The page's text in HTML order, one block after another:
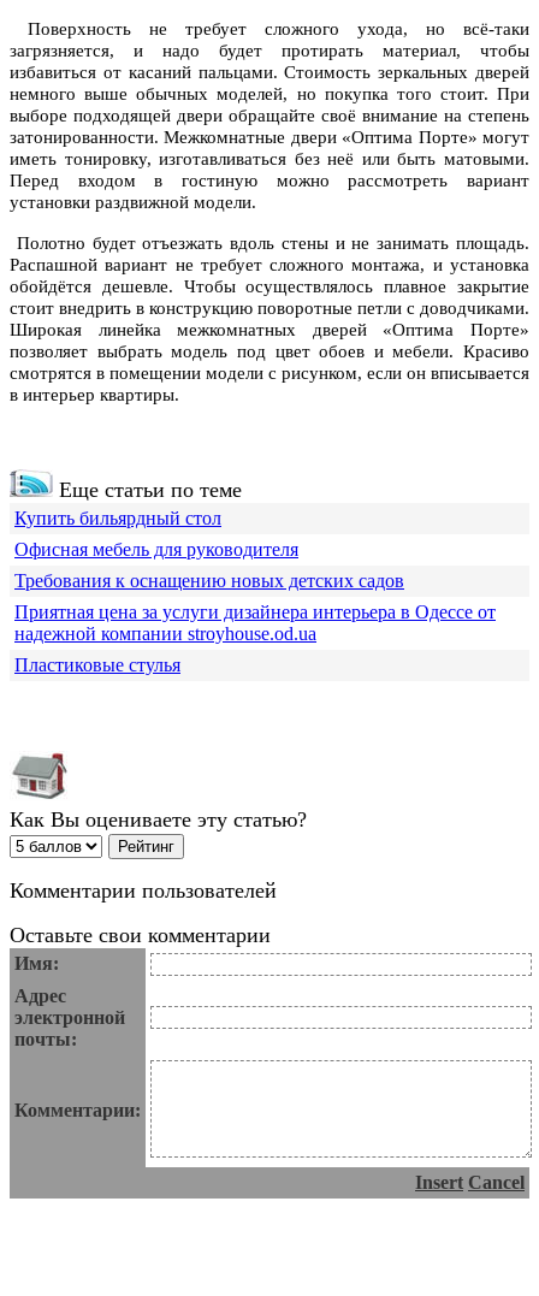
Поверхность не требует сложного ухода, но всё-таки
загрязняется, и надо будет протирать материал, чтобы
избавиться от касаний пальцами. Стоимость зеркальных дверей
немного выше обычных моделей, но покупка того стоит. При
выборе подходящей двери обращайте своё внимание на степень
затонированности. Межкомнатные двери «Оптима Порте» могут
иметь тонировку, изготавливаться без неё или быть матовыми.
Перед входом в гостиную можно рассмотреть вариант
установки раздвижной модели.
Полотно будет отъезжать вдоль стены и не занимать площадь.
Распашной вариант не требует сложного монтажа, и установка
обойдётся дешевле. Чтобы осуществлялось плавное закрытие
стоит внедрить в конструкцию поворотные петли с доводчиками.
Широкая линейка межкомнатных дверей «Оптима Порте»
позволяет выбрать модель под цвет обоев и мебели. Красиво
смотрятся в помещении модели с рисунком, если он вписывается
в интерьер квартиры.
Еще статьи по теме
Купить бильярдный стол
Офисная мебель для руководителя
Требования к оснащению новых детских садов
Приятная цена за услуги дизайнера интерьера в Одессе от
надежной компании stroyhouse.od.ua
Пластиковые стулья
Как Вы оцениваете эту статью?
Комментарии пользователей
Оставьте свои комментарии
Имя:
Адрес
электронной
почты:
Комментарии:
Insert Cancel